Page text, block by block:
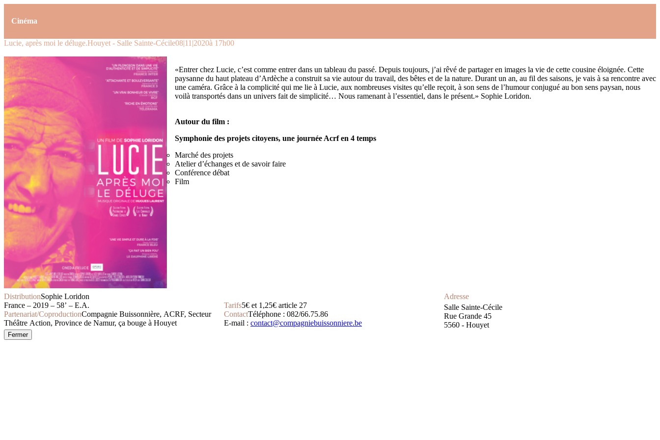
Cinéma
Lucie, après moi le déluge.Houyet - Salle Sainte-Cécile08|11|2020à 17h00
«Entrer chez Lucie, c’est comme entrer dans un tableau du passé. Depuis toujours, j’ai rêvé de partager en images la vie de cette cousine éloignée. Cette
paysanne du haut plateau d’Ardèche a construit sa vie autour du travail, des bêtes et de la nature. Durant un an, au fil des saisons, je vais à sa rencontre avec
une caméra. Grâce à la complicité qui me lie à Lucie, aux nombreuses visites qu’elle reçoit, à son sens de l’humour conjugué au bon sens paysan, nous
voilà transportés dans un univers fait de simplicité… Nous ramenant à l’essentiel, dans le présent.» Sophie Loridon.
Autour du film :
Symphonie des projets citoyens, une journée Acrf en 4 temps
Marché des projets
Atelier d’échanges et de savoir faire
Conférence débat
Film
DistributionSophie Loridon
France – 2019 – 58’ – E.A.
Partenariat/CoproductionCompagnie Buissonnière, ACRF, Secteur
Théâtre Action, Province de Namur, ça bouge à Houyet
Tarifs5€ et 1,25€ article 27
ContactTéléphone : 082/66.75.86
E-mail : contact@compagniebuissonniere.be
Adresse
Salle Sainte-Cécile
Rue Grande 45
5560 - Houyet
Fermer